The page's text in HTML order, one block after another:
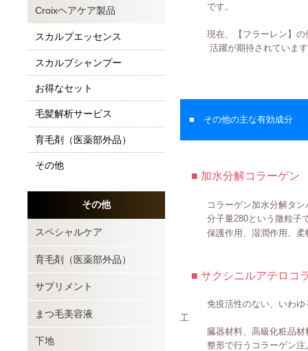
です。
現在、【フラーレン】
活躍が期待されています
■ その他の主な有効成分
■ 加水分解コラーゲン
コラーゲン加水分解タン
分子量280という微粒子で
保護作用、湿潤作用、柔
■ サクシニルアテロ
免疫活性のない、いわゆる
工
臓器材料、高級化粧品材料
整形で行うコラーゲン注入
Croixヘアケア製品
スカルプエッセンス
スカルプシャンプー
お得なセット
毛髪解析サービス
育毛剤（医薬部外品）
その他
その他
スペシャルケア
育毛剤（医薬部外品）
サプリメント
まつ毛美容液
下地